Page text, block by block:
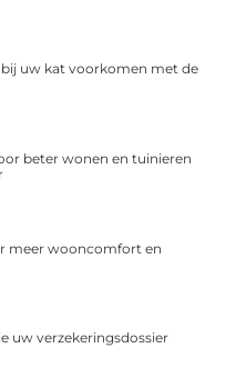
uw kat voorkomen met de
beter wonen en tuinieren
meer wooncomfort en
uw verzekeringsdossier